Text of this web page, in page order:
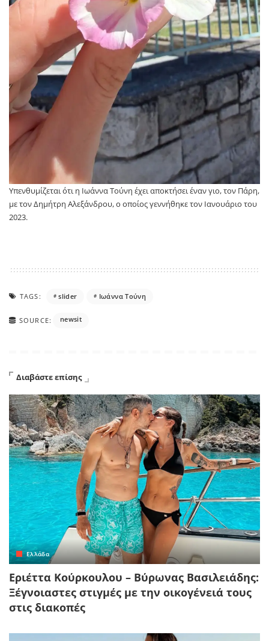
Υπενθυμίζεται ότι η Ιωάννα Τούνη έχει αποκτήσει έναν γιο, τον Πάρη,
με τον Δημήτρη Αλεξάνδρου, ο οποίος γεννήθηκε τον Ιανουάριο του
2023.
TAGS: slider Ιωάννα Τούνη
SOURCE: newsit
Διαβάστε επίσης
Ελλάδα
Εριέττα Κούρκουλου – Βύρωνας Βασιλειάδης:
Ξέγνοιαστες στιγμές με την οικογένειά τους
στις διακοπές